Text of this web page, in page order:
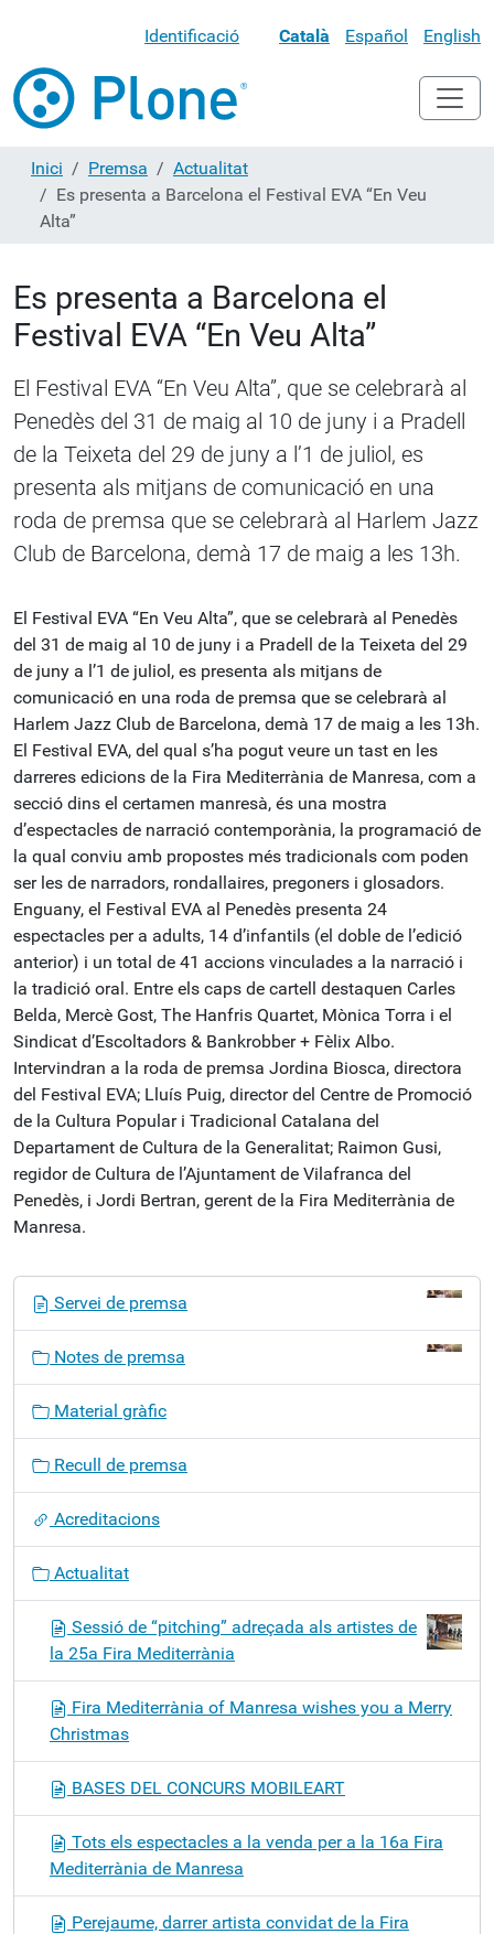
Identificació Català Español English
Inici Premsa
Actualitat
Es presenta a Barcelona el Festival EVA “En Veu
Alta”
Es presenta a Barcelona el
Festival EVA “En Veu Alta”
El Festival EVA “En Veu Alta”, que se celebrarà al
Penedès del 31 de maig al 10 de juny i a Pradell
de la Teixeta del 29 de juny a l’1 de juliol, es
presenta als mitjans de comunicació en una
roda de premsa que se celebrarà al Harlem Jazz
Club de Barcelona, demà 17 de maig a les 13h.
El Festival EVA “En Veu Alta”, que se celebrarà al Penedès
del 31 de maig al 10 de juny i a Pradell de la Teixeta del 29
de juny a l’1 de juliol, es presenta als mitjans de
comunicació en una roda de premsa que se celebrarà al
Harlem Jazz Club de Barcelona, demà 17 de maig a les 13h.
El Festival EVA, del qual s’ha pogut veure un tast en les
darreres edicions de la Fira Mediterrània de Manresa, com a
secció dins el certamen manresà, és una mostra
d’espectacles de narració contemporània, la programació de
la qual conviu amb propostes més tradicionals com poden
ser les de narradors, rondallaires, pregoners i glosadors.
Enguany, el Festival EVA al Penedès presenta 24
espectacles per a adults, 14 d’infantils (el doble de l’edició
anterior) i un total de 41 accions vinculades a la narració i
la tradició oral. Entre els caps de cartell destaquen Carles
Belda, Mercè Gost, The Hanfris Quartet, Mònica Torra i el
Sindicat d’Escoltadors & Bankrobber + Fèlix Albo.
Intervindran a la roda de premsa Jordina Biosca, directora
del Festival EVA; Lluís Puig, director del Centre de Promoció
de la Cultura Popular i Tradicional Catalana del
Departament de Cultura de la Generalitat; Raimon Gusi,
regidor de Cultura de l’Ajuntament de Vilafranca del
Penedès, i Jordi Bertran, gerent de la Fira Mediterrània de
Manresa.
ó
Servei de premsa
Notes de premsa
Material gràfic
Recull de premsa
Acreditacions
Actualitat
Sessió de “pitching” adreçada als artistes de
la 25a Fira Mediterrània
Fira Mediterrània of Manresa wishes you a Merry
Christmas
BASES DEL CONCURS MOBILEART
Tots els espectacles a la venda per a la 16a Fira
Mediterrània de Manresa
Perejaume, darrer artista convidat de la Fira